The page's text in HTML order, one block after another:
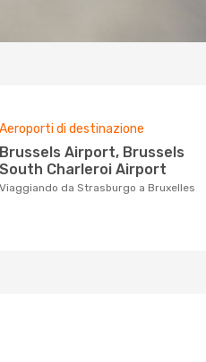
Aeroporti di destinazione
Brussels Airport, Brussels
South Charleroi Airport
Viaggiando da Strasburgo a Bruxelles